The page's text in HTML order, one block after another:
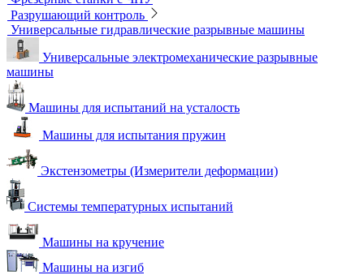
Разрушающий контроль
Универсальные гидравлические разрывные машины
Универсальные электромеханические разрывные
машины
Машины для испытаний на усталость
Машины для испытания пружин
Экстензометры (Измерители деформации)
Системы температурных испытаний
Машины на кручение
Машины на изгиб